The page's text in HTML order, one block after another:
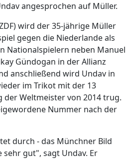
angesprochen auf Müller.
wird der 35-jährige Müller
gegen die Niederlande als
Nationalspielern neben Manuel
Gündogan in der Allianz
anschließend wird Undav in
im Trikot mit der 13
der Weltmeister von 2014 trug.
Nummer nach der
durch - das Münchner Bild
sehr gut", sagt Undav. Er